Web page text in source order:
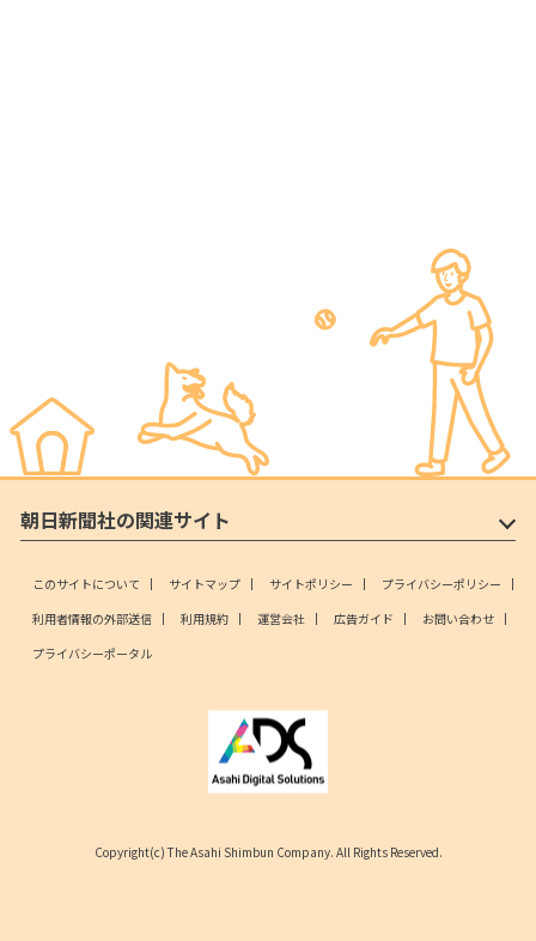
朝日新聞社の関連サイト
このサイトについて サイトマップ サイトポリシー
プライバシーポリシー
利用者情報の外部送信
利用規約 運営会社 広告ガイド
お問い合わせ
プライバシーポータル
Copyright(c) The Asahi Shimbun Company. All Rights Reserved.